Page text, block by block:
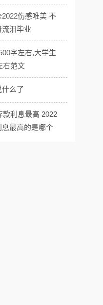
伤感唯美 不
泪毕业
字左右,大学生
右范文
么了
款利息最高 2022
最高的是哪个